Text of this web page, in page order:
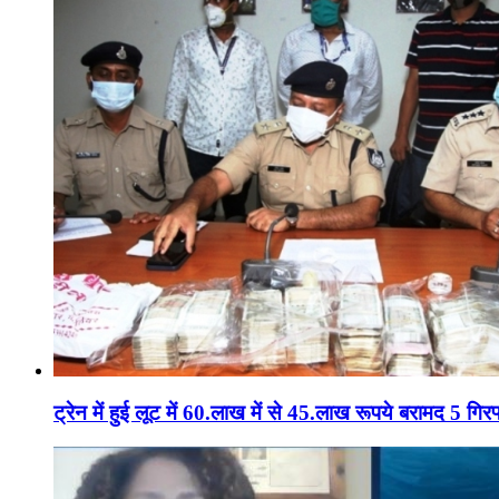
ट्रेन में हुई लूट में 60.लाख में से 45.लाख रूपये बरामद 5